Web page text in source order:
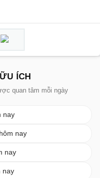
ÍCH
quan tâm mỗi ngày
nay
nay
nay
nay